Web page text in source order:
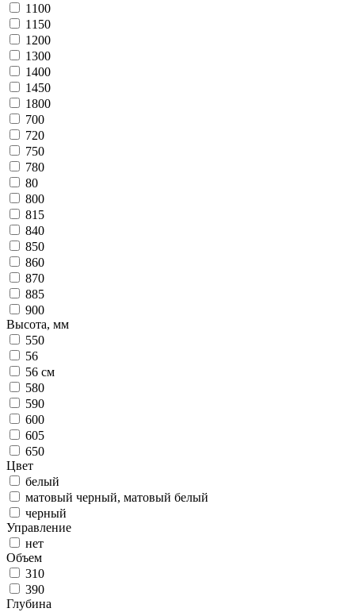
1100
1150
1200
1300
1400
1450
1800
700
720
750
780
80
800
815
840
850
860
870
885
900
Высота, мм
550
56
56 см
580
590
600
605
650
Цвет
белый
матовый черный, матовый белый
черный
Управление
нет
Объем
310
390
Глубина